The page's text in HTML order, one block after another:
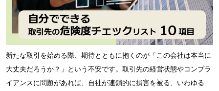
新たな取引を始める際、期待とともに抱くのが「この会社は本当に
大丈夫だろうか？」という不安です。取引先の経営状態やコンプラ
イアンスに問題があれば、自社が連鎖的に損害を被る、いわゆる